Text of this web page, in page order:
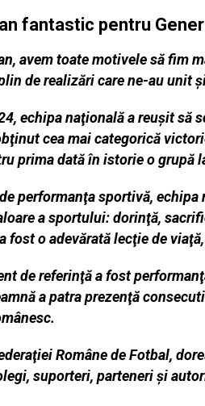
fantastic pentru
avem toate motivele să fim
de realizări care ne-au unit
echipa naţională a reuşit
cea mai categorică
prima dată în istorie o grupă
performanţa sportivă,
a sportului: dorinţă,
fost o adevărată lecţie de
de referinţă a fost
a patra prezenţă
Române de Fotbal,
suporteri, parteneri şi